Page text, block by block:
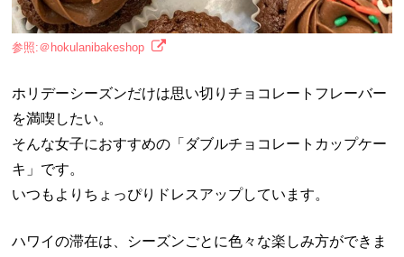
参照:＠hokulanibakeshop
ホリデーシーズンだけは思い切りチョコレートフレーバー
を満喫したい。
そんな女子におすすめの「ダブルチョコレートカップケー
キ」です。
いつもよりちょっぴりドレスアップしています。
ハワイの滞在は、シーズンごとに色々な楽しみ方ができま